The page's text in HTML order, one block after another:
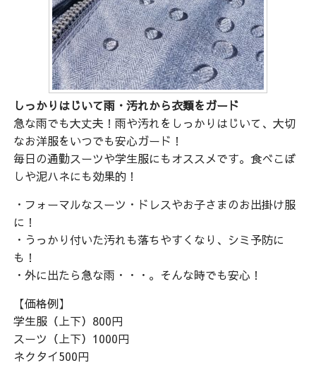
しっかりはじいて雨・汚れから衣類をガード
急な雨でも大丈夫！雨や汚れをしっかりはじいて、大切
なお洋服をいつでも安心ガード！
毎日の通勤スーツや学生服にもオススメです。食べこぼ
しや泥ハネにも効果的！
・フォーマルなスーツ・ドレスやお子さまのお出掛け服
に！
・うっかり付いた汚れも落ちやすくなり、シミ予防に
も！
・外に出たら急な雨・・・。そんな時でも安心！
【価格例】
学生服（上下）800円
スーツ（上下）1000円
ネクタイ500円